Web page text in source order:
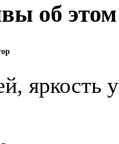
об этом
яркость